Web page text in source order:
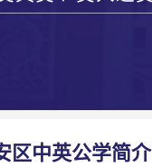
区中英公学简介